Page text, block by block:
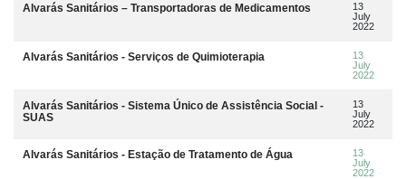
Alvarás Sanitários – Transportadoras de Medicamentos
13
July
2022
Alvarás Sanitários - Serviços de Quimioterapia
13
July
2022
Alvarás Sanitários - Sistema Único de Assistência Social -
SUAS
13
July
2022
Alvarás Sanitários - Estação de Tratamento de Água
13
July
2022